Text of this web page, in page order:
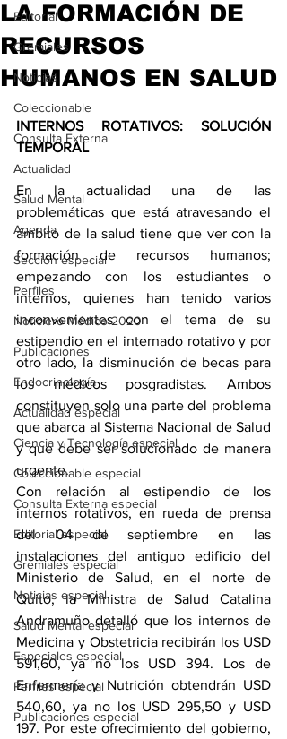
Editorial
Gremiales
Noticias
Coleccionable
Consulta Externa
Actualidad
Salud Mental
Agenda
Sección especial
Perfiles
Noticiero Médico 2020
Publicaciones
Endocrinología
Actualidad especial
Ciencia y Tecnología especial
Coleccionable especial
Consulta Externa especial
Editorial especial
Gremiales especial
Noticias especial
Salud Mental especial
Especiales especial
Perfiles especial
Publicaciones especial
LA FORMACIÓN DE
RECURSOS
HUMANOS EN SALUD
INTERNOS ROTATIVOS: SOLUCIÓN
TEMPORAL
En la actualidad una de las
problemáticas que está atravesando el
ámbito de la salud tiene que ver con la
formación de recursos humanos;
empezando con los estudiantes o
internos, quienes han tenido varios
inconvenientes con el tema de su
estipendio en el internado rotativo y por
otro lado, la disminución de becas para
los médicos posgradistas. Ambos
constituyen solo una parte del problema
que abarca al Sistema Nacional de Salud
y que debe ser solucionado de manera
urgente.
Con relación al estipendio de los
internos rotativos, en rueda de prensa
del 04 de septiembre en las
instalaciones del antiguo edificio del
Ministerio de Salud, en el norte de
Quito, la Ministra de Salud Catalina
Andramuño detalló que los internos de
Medicina y Obstetricia recibirán los USD
591,60, ya no los USD 394. Los de
Enfermería y Nutrición obtendrán USD
540,60, ya no los USD 295,50 y USD
197. Por este ofrecimiento del gobierno,